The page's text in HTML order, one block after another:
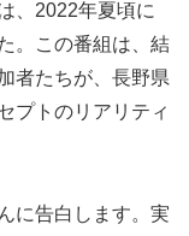
、2022年夏頃に
。この番組は、結
者たちが、長野県
プトのリアリティ
に告白します。実